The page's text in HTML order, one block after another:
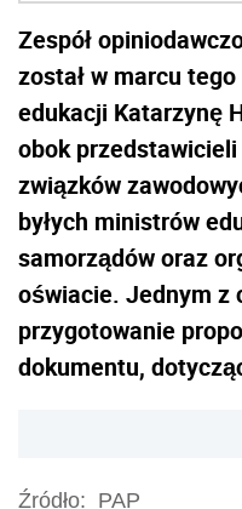
Zespół
został w marcu
edukacji Katarzynę
obok
związków
byłych ministrów
samorządów oraz
oświacie. Jednym z
przygotowanie
dokumentu,
Źródło: PAP